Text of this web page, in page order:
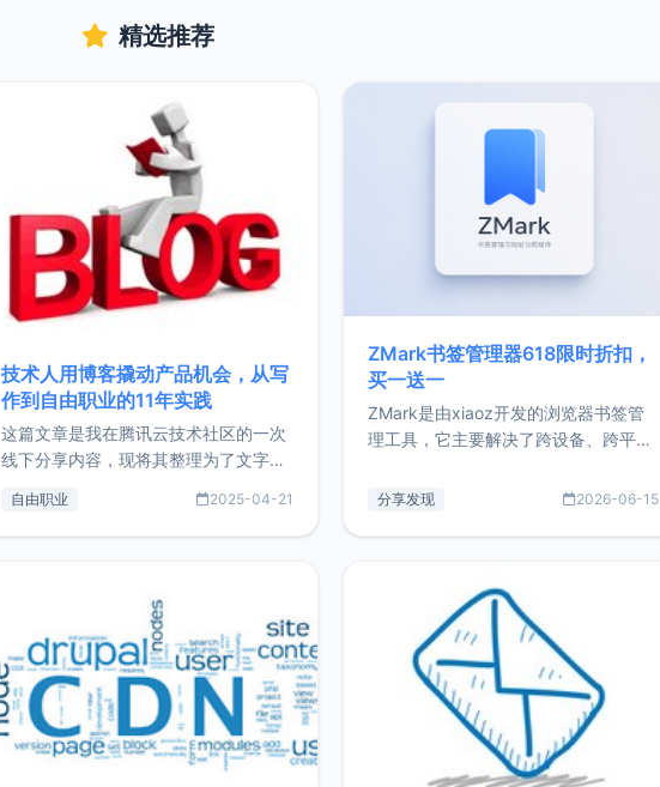
精选推荐
技术人用博客撬动产品机会，从写
作到自由职业的11年实践
这篇文章是我在腾讯云技术社区的一次
线下分享内容，现将其整理为了文字
版，分享了写博客11年来的经历，以及
通过博客过渡到做产品和走向自由职业
的一个小故事。文中还首次公开了我的
前从事服务器运维相关工作，现在已经
转自由职业3年，目前
自由职业 2025-04-21
ZMark书签管理器618限时折扣，
买一送一
ZMark是由xiaoz开发的浏览器书签管
理工具，它主要解决了跨设备、跨平
做到一处部署、随处访问。同时，它还
量级： 使用Bun + Hono.js
分享发现 2026-06-15